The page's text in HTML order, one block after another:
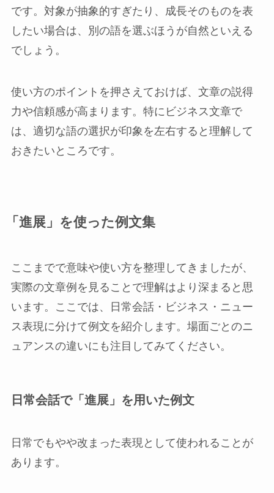
です。対象が抽象的すぎたり、成長そのものを表
したい場合は、別の語を選ぶほうが自然といえる
でしょう。
使い方のポイントを押さえておけば、文章の説得
力や信頼感が高まります。特にビジネス文章で
は、適切な語の選択が印象を左右すると理解して
おきたいところです。
「進展」を使った例文集
ここまでで意味や使い方を整理してきましたが、
実際の文章例を見ることで理解はより深まると思
います。ここでは、日常会話・ビジネス・ニュー
ス表現に分けて例文を紹介します。場面ごとのニ
ュアンスの違いにも注目してみてください。
日常会話で「進展」を用いた例文
日常でもやや改まった表現として使われることが
あります。